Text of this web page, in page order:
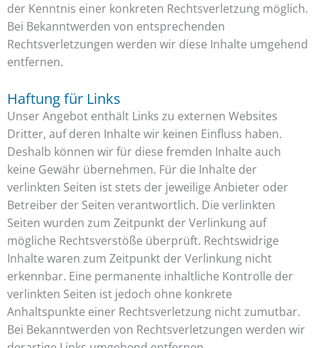
der Kenntnis einer konkreten Rechtsverletzung möglich.
Bei Bekanntwerden von entsprechenden
Rechtsverletzungen werden wir diese Inhalte umgehend
entfernen.
Haftung für Links
Unser Angebot enthält Links zu externen Websites
Dritter, auf deren Inhalte wir keinen Einfluss haben.
Deshalb können wir für diese fremden Inhalte auch
keine Gewähr übernehmen. Für die Inhalte der
verlinkten Seiten ist stets der jeweilige Anbieter oder
Betreiber der Seiten verantwortlich. Die verlinkten
Seiten wurden zum Zeitpunkt der Verlinkung auf
mögliche Rechtsverstöße überprüft. Rechtswidrige
Inhalte waren zum Zeitpunkt der Verlinkung nicht
erkennbar. Eine permanente inhaltliche Kontrolle der
verlinkten Seiten ist jedoch ohne konkrete
Anhaltspunkte einer Rechtsverletzung nicht zumutbar.
Bei Bekanntwerden von Rechtsverletzungen werden wir